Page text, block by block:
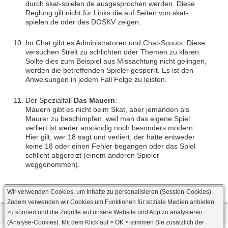
durch skat-spielen.de ausgesprochen werden. Diese
Reglung gilt nicht für Links die auf Seiten von skat-
spielen.de oder des DOSKV zeigen.
Im Chat gibt es Administratoren und Chat-Scouts. Diese
versuchen Streit zu schlichten oder Themen zu klären.
Sollte dies zum Beispiel aus Missachtung nicht gelingen,
werden die betreffenden Spieler gesperrt. Es ist den
Anweisungen in jedem Fall Folge zu leisten.
Der Spezialfall Das Mauern:
Mauern gibt es nicht beim Skat, aber jemanden als
Maurer zu beschimpfen, weil man das eigene Spiel
verliert ist weder anständig noch besonders modern.
Hier gilt, wer 18 sagt und verliert, der hatte entweder
keine 18 oder einen Fehler begangen oder das Spiel
schlicht abgereizt (einem anderen Spieler
weggenommen).
Wir verwenden Cookies, um Inhalte zu personalisieren (Session-Cookies).
Zudem verwenden wir Cookies um Funktionen für soziale Medien anbieten
zu können und die Zugriffe auf unsere Website und App zu analysieren
(Analyse-Cookies). Mit dem Klick auf> OK < stimmen Sie zusätzlich der